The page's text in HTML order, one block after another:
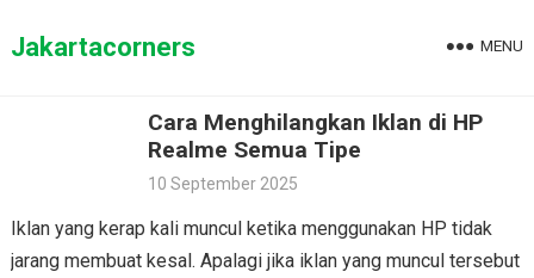
Jakartacorners MENU
Cara Menghilangkan Iklan di HP
Realme Semua Tipe
10 September 2025
Iklan yang kerap kali muncul ketika menggunakan HP tidak
jarang membuat kesal. Apalagi jika iklan yang muncul tersebut